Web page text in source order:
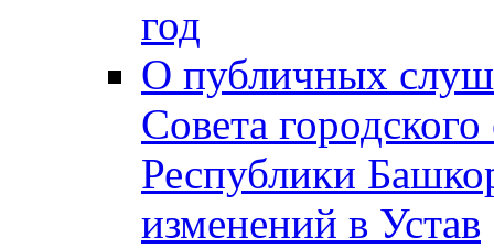
год
О публичных
Совета
Республики
изменений в Устав